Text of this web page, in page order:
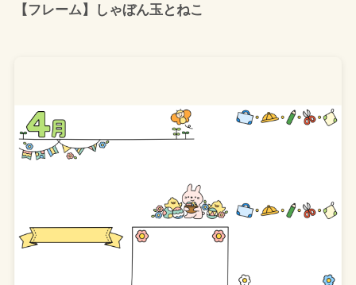
【フレーム】しゃぼん玉とねこ